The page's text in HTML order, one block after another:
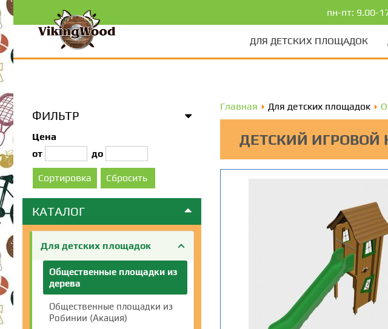
пн-пт: 9.00-
ДЛЯ ДЕТСКИХ ПЛОЩАДОК
ФИЛЬТР
Цена
от
до
КАТАЛОГ
Для детских площадок
Общественные площадки из
дерева
Общественные площадки из
Робинии (Акация)
Главная Для детских площадок
ДЕТСКИЙ ИГРОВОЙ